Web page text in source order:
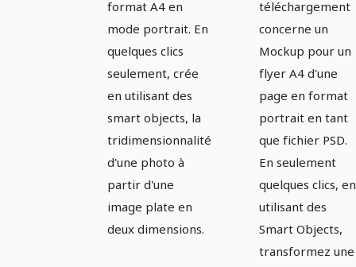
format
portrait.
format A4 en
mode portrait. En
quelques clics
seulement, crée
en utilisant des
smart objects, la
tridimensionnalité
d'une photo à
partir d'une
image plate en
deux dimensions.
portrait -
Version 2
téléchargement
concerne un
Mockup pour un
flyer A4 d'une
page en format
portrait en tant
que fichier PSD.
En seulement
quelques clics, en
utilisant des
Smart Objects,
transformez une